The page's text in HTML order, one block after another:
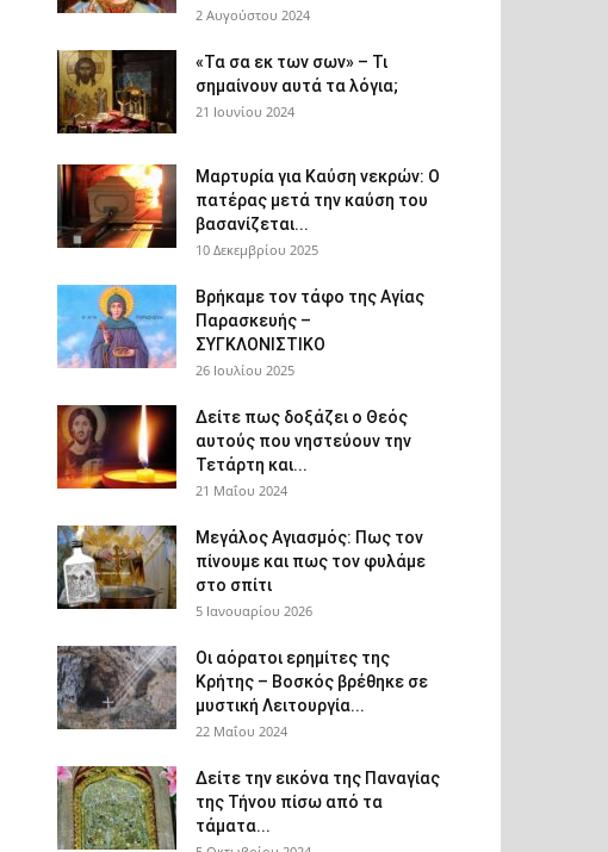
2 Αυγούστου 2024
«Τα σα εκ των σων» – Τι
σημαίνουν αυτά τα λόγια;
21 Ιουνίου 2024
Μαρτυρία για Καύση νεκρών: Ο
πατέρας μετά την καύση του
βασανίζεται...
10 Δεκεμβρίου 2025
Βρήκαμε τον τάφο της Αγίας
Παρασκευής –
ΣΥΓΚΛΟΝΙΣΤΙΚΟ
26 Ιουλίου 2025
Δείτε πως δοξάζει ο Θεός
αυτούς που νηστεύουν την
Τετάρτη και...
21 Μαΐου 2024
Μεγάλος Αγιασμός: Πως τον
πίνουμε και πως τον φυλάμε
στο σπίτι
5 Ιανουαρίου 2026
Οι αόρατοι ερημίτες της
Κρήτης – Βοσκός βρέθηκε σε
μυστική Λειτουργία...
22 Μαΐου 2024
Δείτε την εικόνα της Παναγίας
της Τήνου πίσω από τα
τάματα...